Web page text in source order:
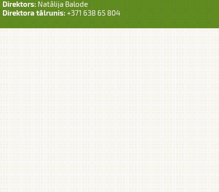
Direktors:Natālija Balode
Direktora tālrunis:+371 638 65 804